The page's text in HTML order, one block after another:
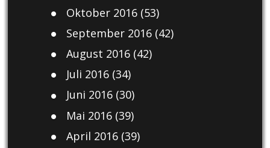
Oktober 2016(53)
September 2016(42)
August 2016(42)
Juli 2016(34)
Juni 2016(30)
Mai 2016(39)
April 2016(39)